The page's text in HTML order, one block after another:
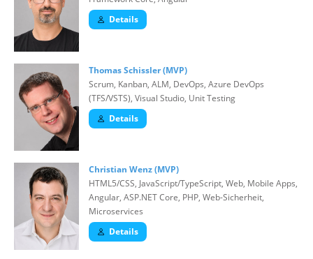
Details
Thomas Schissler (MVP)
Scrum, Kanban, ALM, DevOps, Azure DevOps
(TFS/VSTS), Visual Studio, Unit Testing
Details
Christian Wenz (MVP)
HTML5/CSS, JavaScript/TypeScript, Web, Mobile Apps,
Angular, ASP.NET Core, PHP, Web-Sicherheit,
Microservices
Details